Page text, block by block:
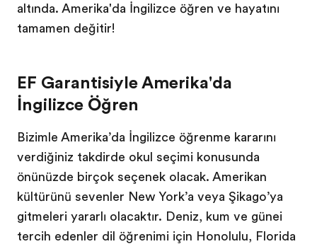
altında. Amerika'da İngilizce öğren ve hayatını
tamamen değiştir!
EF Garantisiyle Amerika'da
İngilizce Öğren
Bizimle Amerika’da İngilizce öğrenme kararını
verdiğiniz takdirde okul seçimi konusunda
önünüzde birçok seçenek olacak. Amerikan
kültürünü sevenler New York’a veya Şikago’ya
gitmeleri yararlı olacaktır. Deniz, kum ve güneşi
tercih edenler dil öğrenimi için Honolulu, Florida